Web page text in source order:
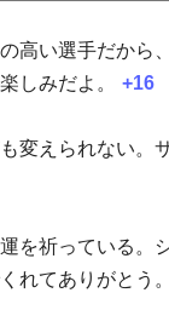
高い選手だから
しみだよ。
+16
変えられない。
を祈っている。
れてありがとう。